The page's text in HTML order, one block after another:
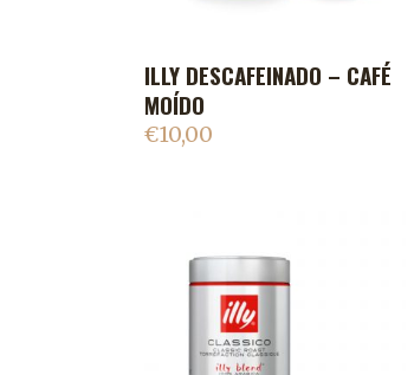
ADICIONAR AO CARRINHO
ILLY DESCAFEINADO – CAFÉ
MOÍDO
€10,00